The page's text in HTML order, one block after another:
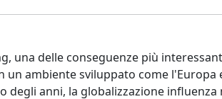
una delle conseguenze più
un ambiente sviluppato come
degli anni, la globalizzazione